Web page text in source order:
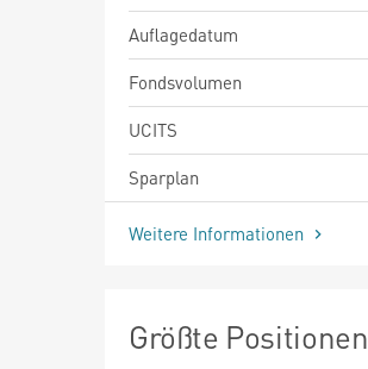
Auflagedatum
Fondsvolumen
UCITS
Sparplan
Weitere Informationen
Größte Positionen